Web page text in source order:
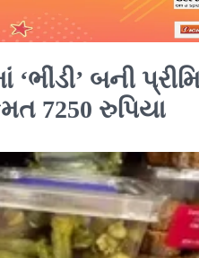
‘ભીંડી’ બની
7250 રુપિયા